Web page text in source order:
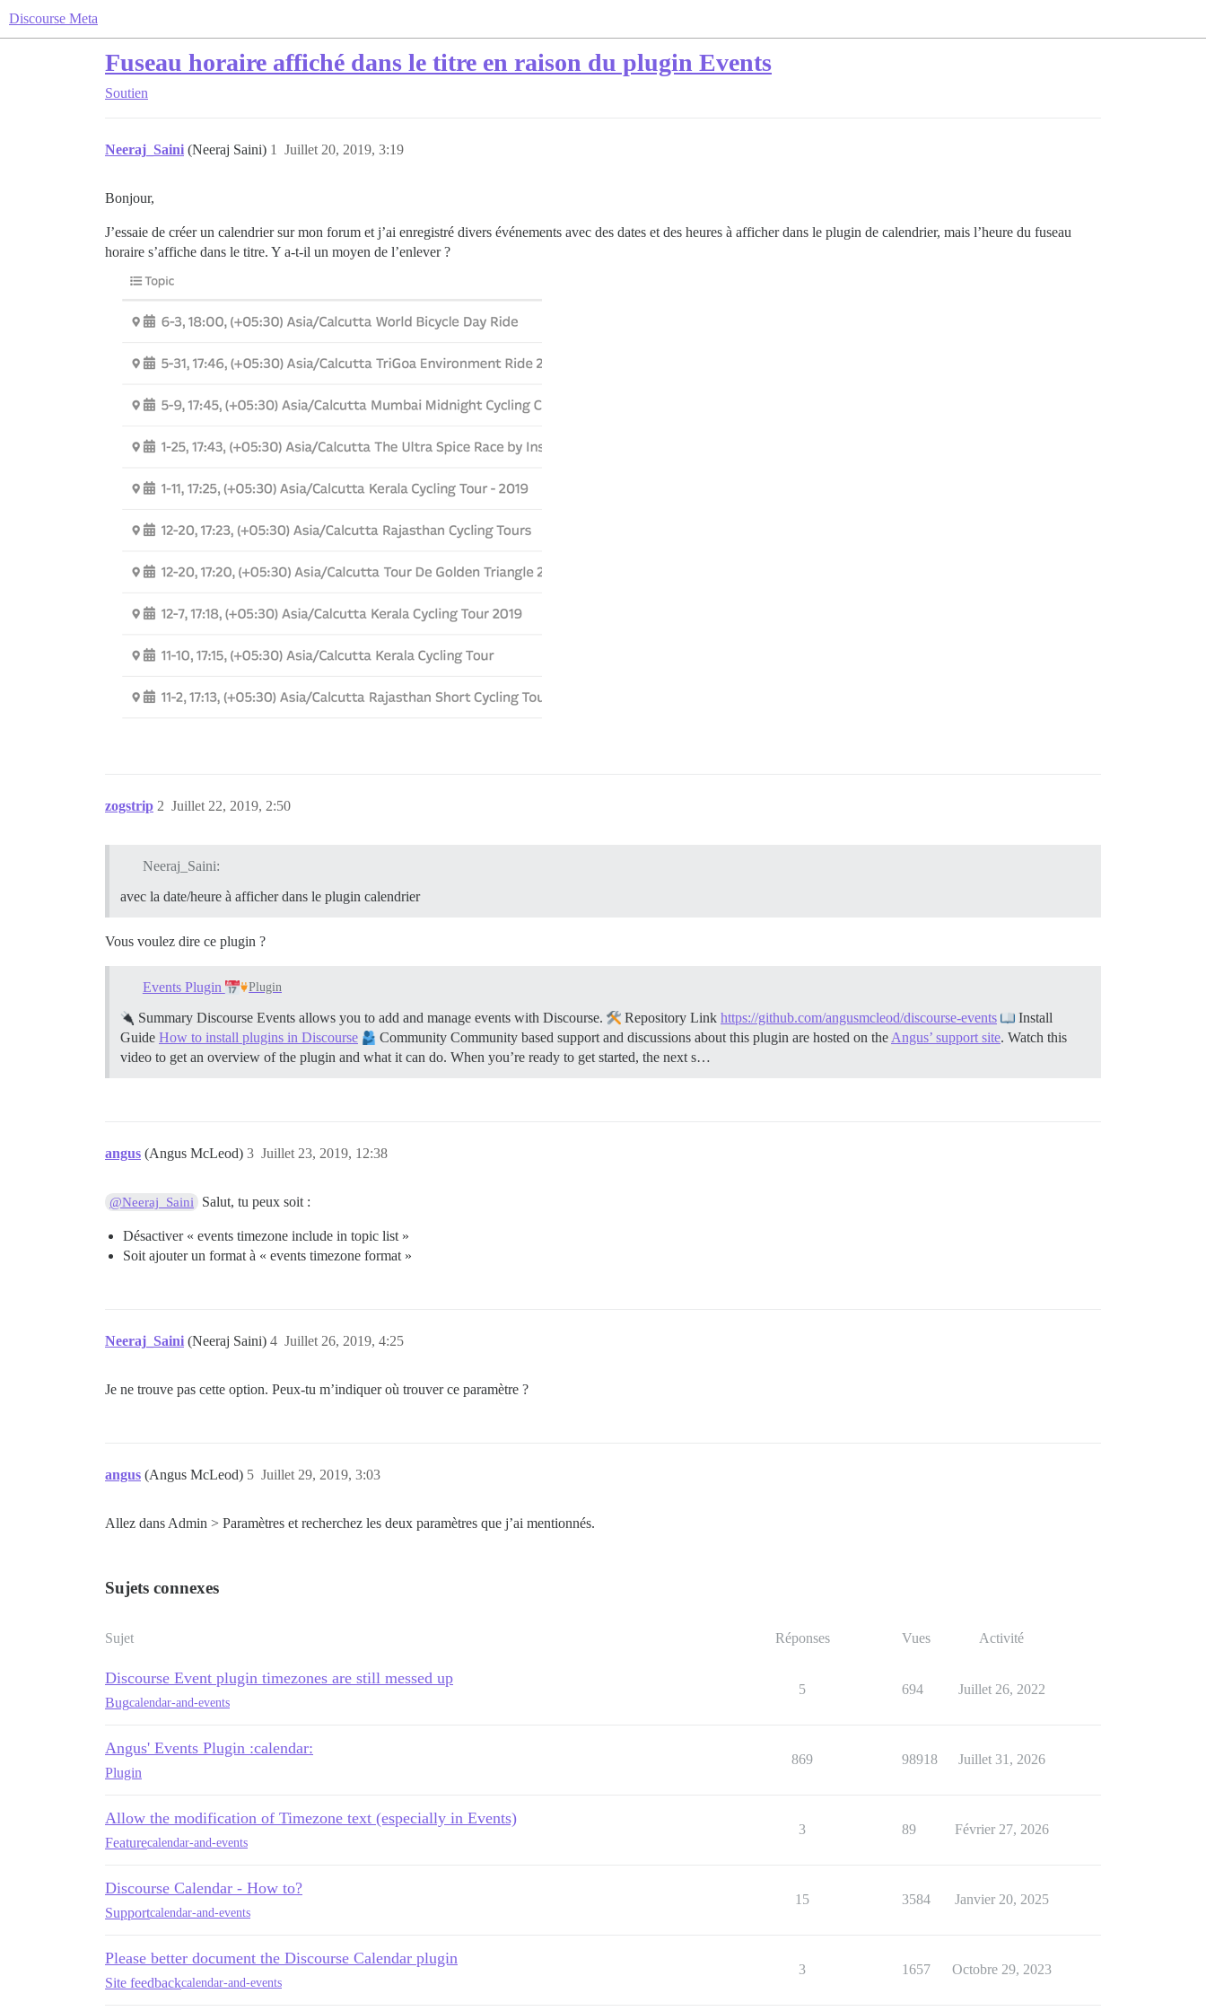
Discourse Meta
Fuseau horaire affiché dans le titre en raison du plugin Events
Soutien
Neeraj_Saini (Neeraj Saini) Juillet 20, 2019, 3:19
1
Bonjour,
J’essaie de créer un calendrier sur mon forum et j’ai enregistré divers événements avec des dates et des heures à afficher dans le plugin de calendrier, mais l’heure du fuseau
horaire s’affiche dans le titre. Y a-t-il un moyen de l’enlever ?
zogstrip Juillet 22, 2019, 2:50
2
Neeraj_Saini:
avec la date/heure à afficher dans le plugin calendrier
Vous voulez dire ce plugin ?
Events Plugin Plugin
Summary Discourse Events allows you to add and manage events with Discourse. Repository Link https://github.com/angusmcleod/discourse-events
Install
Guide How to install plugins in Discourse Community Community based support and discussions about this plugin are hosted on the Angus’ support site. Watch this
video to get an overview of the plugin and what it can do. When you’re ready to get started, the next s…
angus (Angus McLeod) Juillet 23, 2019, 12:38
3
@Neeraj_Saini Salut, tu peux soit :
Désactiver « events timezone include in topic list »
Soit ajouter un format à « events timezone format »
Neeraj_Saini (Neeraj Saini) Juillet 26, 2019, 4:25
4
Je ne trouve pas cette option. Peux-tu m’indiquer où trouver ce paramètre ?
angus (Angus McLeod) Juillet 29, 2019, 3:03
5
Allez dans Admin > Paramètres et recherchez les deux paramètres que j’ai mentionnés.
Sujets connexes
Sujet Réponses Vues Activité
Discourse Event plugin timezones are still messed up
Bugcalendar-and-events
5 694 Juillet 26, 2022
Angus' Events Plugin :calendar:
Plugin
869 98918 Juillet 31, 2026
Allow the modification of Timezone text (especially in Events)
Featurecalendar-and-events
3 89 Février 27, 2026
Discourse Calendar - How to?
Supportcalendar-and-events
15 3584 Janvier 20, 2025
Please better document the Discourse Calendar plugin
Site feedbackcalendar-and-events
3 1657 Octobre 29, 2023